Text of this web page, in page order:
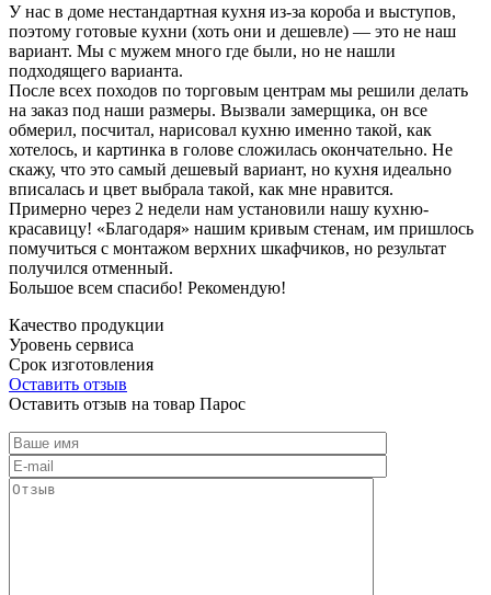
У нас в доме нестандартная кухня из-за короба и выступов,
поэтому готовые кухни (хоть они и дешевле) — это не наш
вариант. Мы с мужем много где были, но не нашли
подходящего варианта.
После всех походов по торговым центрам мы решили делать
на заказ под наши размеры. Вызвали замерщика, он все
обмерил, посчитал, нарисовал кухню именно такой, как
хотелось, и картинка в голове сложилась окончательно. Не
скажу, что это самый дешевый вариант, но кухня идеально
вписалась и цвет выбрала такой, как мне нравится.
Примерно через 2 недели нам установили нашу кухню-
красавицу! «Благодаря» нашим кривым стенам, им пришлось
помучиться с монтажом верхних шкафчиков, но результат
получился отменный.
Большое всем спасибо! Рекомендую!
Качество продукции
Уровень сервиса
Срок изготовления
Оставить отзыв
Оставить отзыв на товар Парос